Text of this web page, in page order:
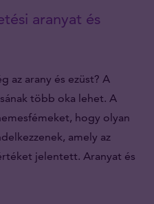
aranyat és
az arany és ezüst? A
több oka lehet. A
hogy olyan
amely az
jelentett. Aranyat és